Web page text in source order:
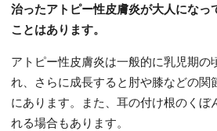
治ったアトピー性皮膚炎が大人になっ
ことはあります。
アトピー性皮膚炎は一般的に乳児期の
れ、さらに成長すると肘や膝などの関
にあります。また、耳の付け根のくぼ
れる場合もあります。